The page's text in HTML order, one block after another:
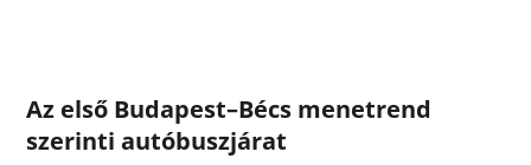
Az első Budapest–Bécs menetrend
szerinti autóbuszjárat